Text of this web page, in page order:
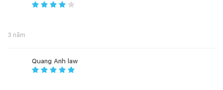
Khởi động lại tự động: Có
Tín hiệu kết thúc chu trình: Có
Động cơ biến tần: Có
LoadSense: Có
3 năm
Quang Anh law